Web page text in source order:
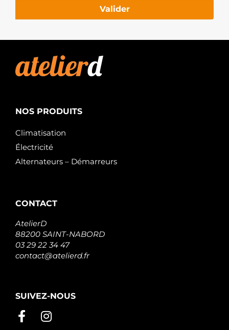
Valider
NOS PRODUITS
Climatisation
Électricité
Alternateurs – Démarreurs
CONTACT
AtelierD
88200 SAINT-NABORD
03 29 22 34 47
contact@atelierd.fr
SUIVEZ-NOUS